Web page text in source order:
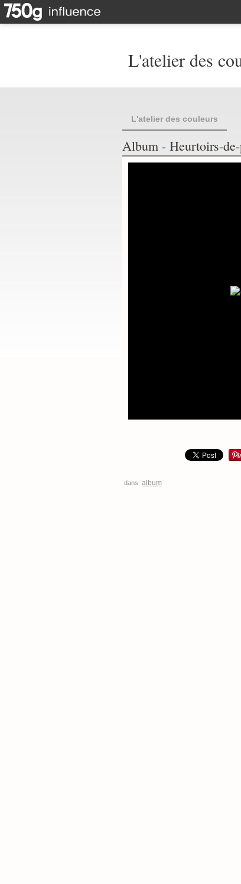
L'atelier des
L'atelier des couleurs
Album - Heurtoirs-
dans album